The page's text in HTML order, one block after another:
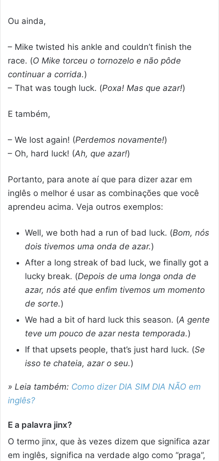
Ou ainda,
– Mike twisted his ankle and couldn’t finish the
race. (O Mike torceu o tornozelo e não pôde
continuar a corrida.)
– That was tough luck. (Poxa! Mas que azar!)
E também,
– We lost again! (Perdemos novamente!)
– Oh, hard luck! (Ah, que azar!)
Portanto, para anote aí que para dizer azar em
inglês o melhor é usar as combinações que você
aprendeu acima. Veja outros exemplos:
Well, we both had a run of bad luck. (Bom, nós
dois tivemos uma onda de azar.)
After a long streak of bad luck, we finally got a
lucky break. (Depois de uma longa onda de
azar, nós até que enfim tivemos um momento
de sorte.)
We had a bit of hard luck this season. (A gente
teve um pouco de azar nesta temporada.)
If that upsets people, that’s just hard luck. (Se
isso te chateia, azar o seu.)
» Leia também: Como dizer DIA SIM DIA NÃO em
inglês?
E a palavra jinx?
O termo jinx, que às vezes dizem que significa azar
em inglês, significa na verdade algo como “praga”,